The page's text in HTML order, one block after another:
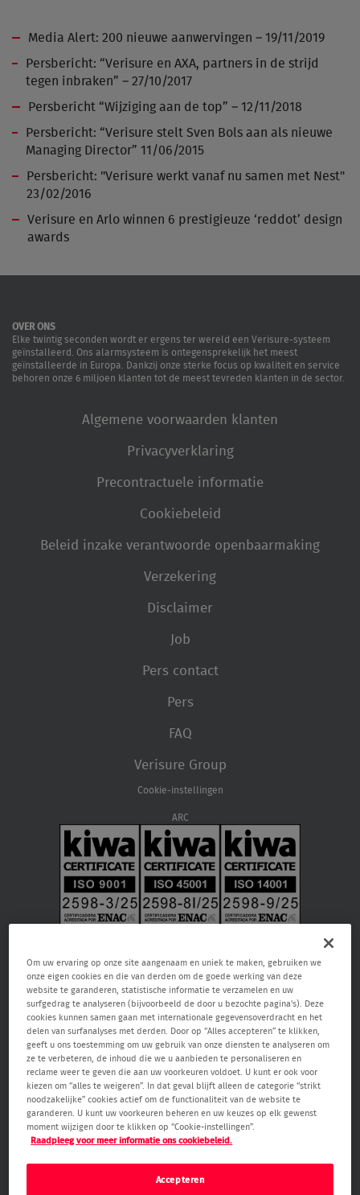
Media Alert: 200 nieuwe aanwervingen – 19/11/2019
Persbericht: “Verisure en AXA, partners in de strijd
tegen inbraken” – 27/10/2017
Persbericht “Wijziging aan de top” – 12/11/2018
Persbericht: “Verisure stelt Sven Bols aan als nieuwe
Managing Director” 11/06/2015
Persbericht: "Verisure werkt vanaf nu samen met Nest"
23/02/2016
Verisure en Arlo winnen 6 prestigieuze ‘reddot’ design
awards
OVER ONS
Elke twintig seconden wordt er ergens ter wereld een Verisure-systeem
geïnstalleerd. Ons alarmsysteem is ontegensprekelijk het meest
geïnstalleerde in Europa. Dankzij onze sterke focus op kwaliteit en service
behoren onze 6 miljoen klanten tot de meest tevreden klanten in de sector.
Algemene voorwaarden klanten
Privacyverklaring
Precontractuele informatie
Cookiebeleid
Beleid inzake verantwoorde openbaarmaking
Verzekering
Disclaimer
Job
Pers contact
Pers
FAQ
Verisure Group
Cookie-instellingen
ARC
Verisure NV, Raketstraat 66, 1130 Brussel, RPR Brussel 0459.866.904, email:
care@verisure.be, telefoonnummer:080090000, Vergunde
bewakingsonderneming en onderneming voor alarm- en camerasystemen.
Toezichthoudende autoriteit Federale Overheidsdienst Binnenlandse Zaken
– Algemene Directie Veiligheid & Preventie (Waterloolaan 76 1000 Brussel,
www.besafe.be
Om uw ervaring op onze site aangenaam en uniek te maken, gebruiken we
onze eigen cookies en die van derden om de goede werking van deze
website te garanderen, statistische informatie te verzamelen en uw
surfgedrag te analyseren (bijvoorbeeld de door u bezochte pagina's). Deze
cookies kunnen samen gaan met internationale gegevensoverdracht en het
delen van surfanalyses met derden. Door op “Alles accepteren” te klikken,
geeft u ons toestemming om uw gebruik van onze diensten te analyseren om
ze te verbeteren, de inhoud die we u aanbieden te personaliseren en
reclame weer te geven die aan uw voorkeuren voldoet. U kunt er ook voor
kiezen om “alles te weigeren”. In dat geval blijft alleen de categorie “strikt
noodzakelijke” cookies actief om de functionaliteit van de website te
garanderen. U kunt uw voorkeuren beheren en uw keuzes op elk gewenst
moment wijzigen door te klikken op “Cookie-instellingen”.
Raadpleeg voor meer informatie ons cookiebeleid.
Accepteren